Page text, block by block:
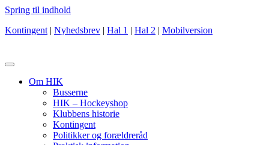
Spring til indhold
Kontingent | Nyhedsbrev | Hal 1 | Hal 2 | Mobilversion
Om HIK
Busserne
HIK – Hockeyshop
Klubbens historie
Kontingent
Politikker og forældreråd